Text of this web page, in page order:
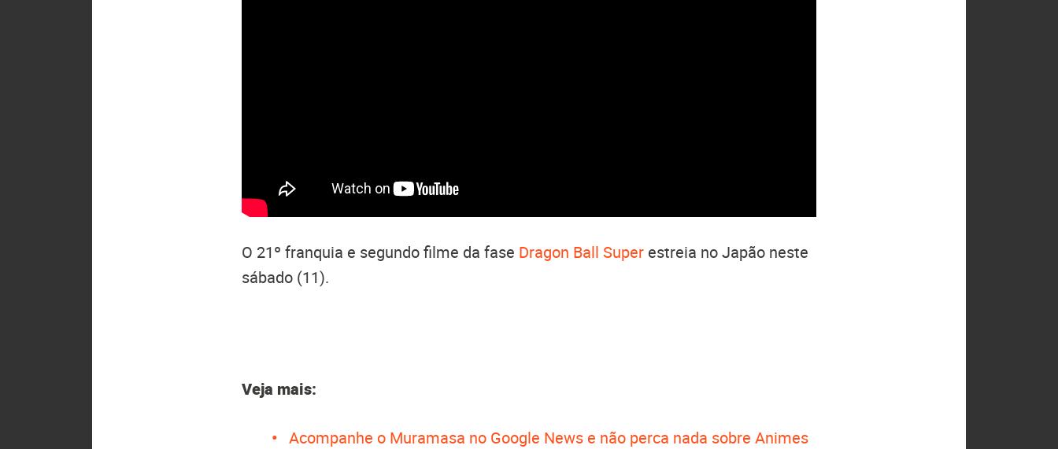
O 21º franquia e segundo filme da fase Dragon Ball Super estreia no Japão neste
sábado (11).
Veja mais:
Acompanhe o Muramasa no Google News e não perca nada sobre Animes